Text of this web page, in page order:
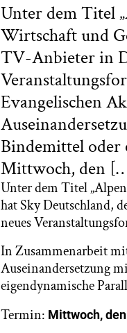
Unter dem Titel
Wirtschaft und
TV-Anbieter in
Evangelischen
Bindemittel oder
Mittwoch, den
Unter dem Titel
hat Sky Deutschland,
neues
In Zusammenarbeit
Auseinandersetzung
eigendynamische
Termin: Mittwoch,